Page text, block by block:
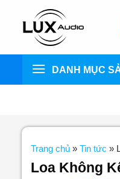
dung
DANH MỤC
Trang chủ» Tin tức »
Loa Không